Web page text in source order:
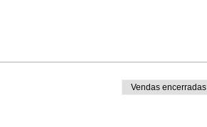
Vendas encerradas